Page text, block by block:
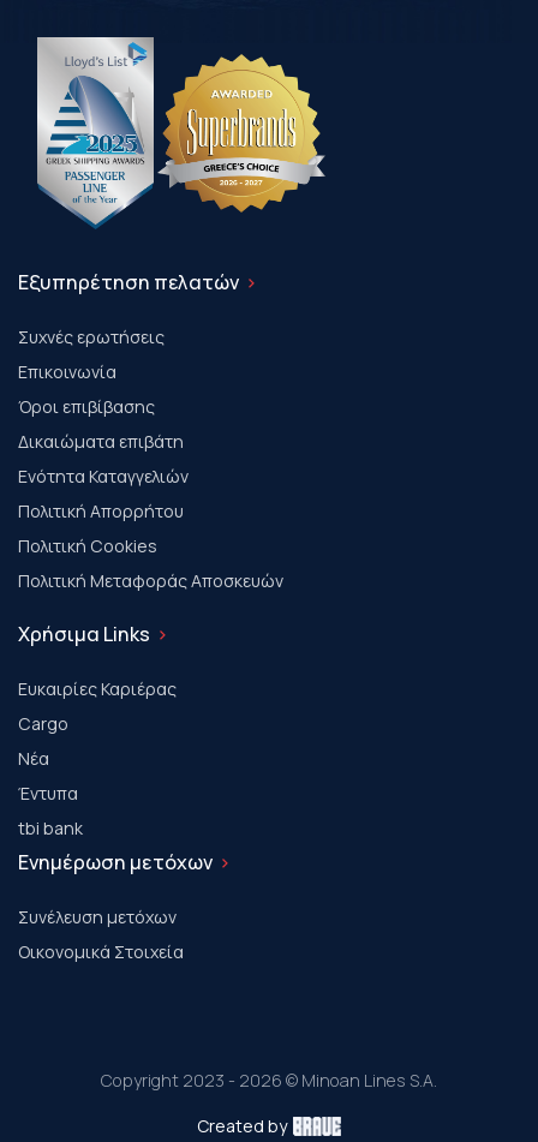
Εξυπηρέτηση πελατών
Συχνές ερωτήσεις
Επικοινωνία
Όροι επιβίβασης
Δικαιώματα επιβάτη
Ενότητα Καταγγελιών
Πολιτική Απορρήτου
Πολιτική Cookies
Πολιτική Μεταφοράς Αποσκευών
Χρήσιμα Links
Ευκαιρίες Καριέρας
Cargo
Νέα
Έντυπα
tbi bank
Ενημέρωση μετόχων
Συνέλευση μετόχων
Οικονομικά Στοιχεία
Copyright 2023 - 2026 © Minoan Lines S.A.
Created by